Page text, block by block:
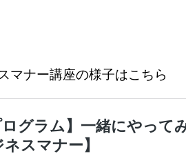
マナー講座の様子はこちら